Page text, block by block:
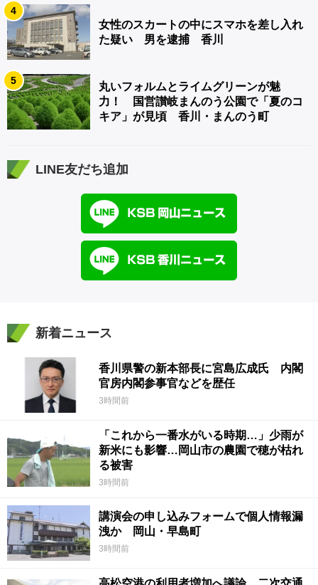
4
女性のスカートの中にスマホを差し入れ
た疑い 男を逮捕 香川
5
丸いフォルムとライムグリーンが魅
力！ 国営讃岐まんのう公園で「夏のコ
キア」が見頃 香川・まんのう町
LINE友だち追加
新着ニュース
香川県警の新本部長に宮島広成氏 内閣
官房内閣参事官などを歴任
3時間前
「これから一番水がいる時期…」少雨が
新米にも影響…岡山市の農園で穂が枯れ
る被害
3時間前
講演会の申し込みフォームで個人情報漏
洩か 岡山・早島町
3時間前